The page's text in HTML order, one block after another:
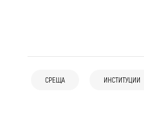
СРЕЩА ИНСТИТУЦИИ
Камери ще пазят
планината
НАП удари
Крими България 06 авг